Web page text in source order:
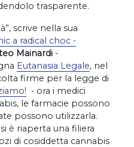
trasparente.
scrive nella sua
a radical choc -
Mainardi -
Eutanasia Legale, nel
firme per la legge di
- ora i medici
le farmacie possono
possono utilizzarla.
è riaperta una filiera
di cosiddetta cannabis